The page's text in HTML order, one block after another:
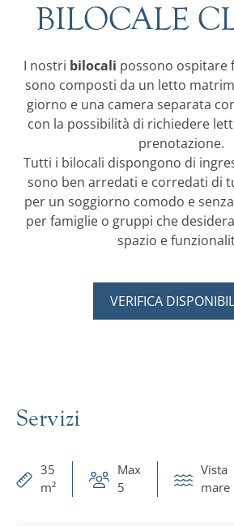
BILOCALE
I nostri bilocali possono ospitare
sono composti da un letto
giorno e una camera separata
con la possibilità di richiedere
prenotazione.
Tutti i bilocali dispongono di
sono ben arredati e corredati di
per un soggiorno comodo e
per famiglie o gruppi che
spazio e
VERIFICA
Servizi
35
m²
Max
5
Vista
mare